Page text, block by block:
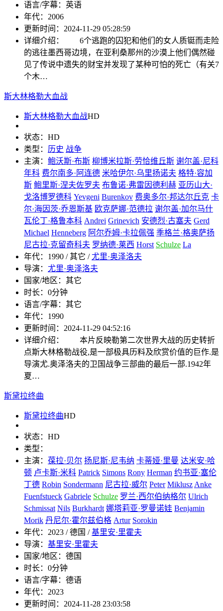
语言/字幕： 英语
年代： 2006
更新时间： 2024-11-29 05:28:59
详细介绍：
6个逃跑的囚犯和他们的女人质铤而走险
的逃往墨西哥边境，在亚利桑那州的沙漠上他们偶然碰
见了传说中遗失的财宝并发现了某种可怕的死亡（有关7
个木…
斯大林格勒大血战
斯大林格勒大血战HD
状态： HD
类型： 历史 战争
主演： 鲍沃斯·布斯 柳博米拉斯·劳恰维丘斯 谢尔盖·尼科
年科 费尔南多·阿连德 米哈伊尔·乌里扬诺夫 格特·容加
斯 鲍里斯·涅夫佐罗夫 布鲁诺·弗雷因德利赫 亚历山大·
戈洛博罗德科 Yevgeni Burenkov 费奥多尔·邦达尔丘克 卡
尔·海因茨·乔恩斯基 欧克萨娜·范德拉 谢尔盖·加尔马什
瓦伦丁·格鲁本科 Andrei Grinevich 安德烈·古塞夫 Gerd
Michael Henneberg 阿尔乔姆·卡拉佩强 季格兰·格奥萨扬
尼古拉·克留奇科夫 罗纳德·莱西 Horst Schulze La
年代： 1990 / 其它 /尤里·奥泽洛夫
导演： 尤里·奥泽洛夫
国家/地区： 其它
时长： 0分钟
语言/字幕： 其它
年代： 1990
更新时间： 2024-11-29 04:52:16
详细介绍：
本片反映勒第二次世界大战的历史转折
点斯大林格勒战役,是一部极具历料及欣赏价值的巨作.是
导演尤.奥泽洛夫的卫国战争三部曲的最后一部.1942年
夏…
斯黛拉终曲
斯黛拉终曲HD
状态： HD
类型：
主演： 葆拉·贝尔 扬尼斯·尼韦纳 卡蒂娅·里曼 达米安·哈
顿 卢卡斯·米科 Patrick Simons Rony Herman 约书亚·塞伦
丁德 Robin Sondermann 尼古拉·威尔 Peter MikluszAnke
Fuenfstueck Gabriele Schulze 罗兰·西尔伯纳格尔 Ulrich
Schmissat Nils Burkhardt 娜塔莉亚·罗曼诺娃 Benjamin
Morik 丹尼尔·霍尔兹伯格 Artur Sorokin
年代： 2023 / 德国 /基里安·里霍夫
导演： 基里安·里霍夫
国家/地区： 德国
时长： 0分钟
语言/字幕： 德语
年代： 2023
更新时间： 2024-11-28 23:03:58